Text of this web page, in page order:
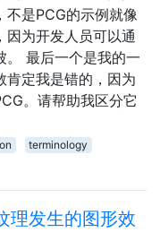
不是PCG的示例就像
因为开发人员可以通
。 最后一个是我的一
肯定我是错的，因为
。请帮助我区分它
terminology
理发生的图形效